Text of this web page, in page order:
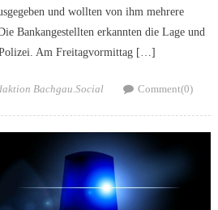
und wollten von ihm mehrere
Bankangestellten erkannten die Lage und
Am Freitagvormittag […]
Bachgau.Social Comment(0)